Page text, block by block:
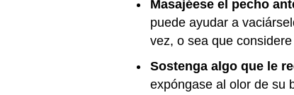
Masajéese el pecho
puede ayudar a
vez, o sea que
Sostenga algo que le
expóngase al olor de su